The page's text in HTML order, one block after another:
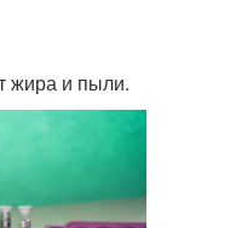
жира и пыли.